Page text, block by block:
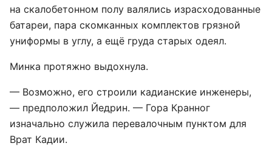
на скалобетонном полу валялись израсходованные
батареи, пара скомканных комплектов грязной
униформы в углу, а ещё груда старых одеял.
Минка протяжно выдохнула.
— Возможно, его строили кадианские инженеры,
— предположил Йедрин. — Гора Кранног
изначально служила перевалочным пунктом для
Врат Кадии.